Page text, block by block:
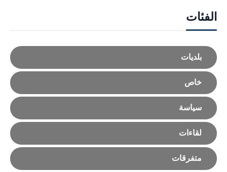
الفئات
بلديات
خاص
سياسة
لقاءات
متفرقات